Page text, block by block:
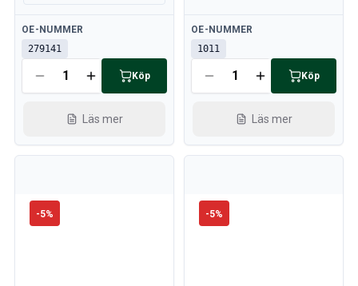
Volvo 740, 760 Sprängskisser
Volvo 760 Sprängskisser
Volvo 780 Sprängskisser
Volvo 940 Sprängskisser
Månadens kampanj
Tillgänglig
OE-NUMMER
279141
Köp
Läs mer
Tillgänglig
OE-NUMMER
1011
Köp
Läs mer
-5% -5%